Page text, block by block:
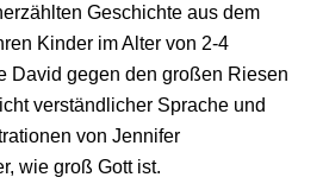
Geschichte aus dem
Kinder im Alter von 2-4
David gegen den großen Riesen
verständlicher Sprache und
von Jennifer
wie groß Gott ist.